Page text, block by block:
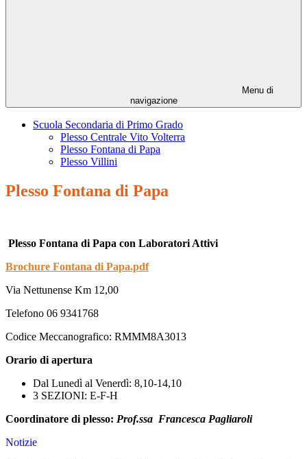
Menu di
navigazione
Scuola Secondaria di Primo Grado
Plesso Centrale Vito Volterra
Plesso Fontana di Papa
Plesso Villini
Plesso Fontana di Papa
Plesso Fontana di Papa con Laboratori Attivi
Brochure Fontana di Papa.pdf
Via Nettunense Km 12,00
Telefono 06 9341768
Codice Meccanografico: RMMM8A3013
Orario di apertura
Dal Lunedì al Venerdì: 8,10-14,10
3 SEZIONI: E-F-H
Coordinatore di plesso: Prof.ssa Francesca Pagliaroli
Notizie